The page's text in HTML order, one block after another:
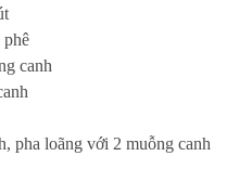
phê
canh
pha loãng với 2 muỗng canh